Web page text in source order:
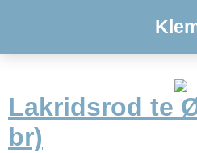
Lakridsrod te
br)